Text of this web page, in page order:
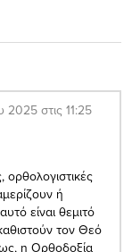
2025 στις 11:25
ορθολογιστικές
ή
είναι θεμιτό
τον Θεό
η Ορθοδοξία